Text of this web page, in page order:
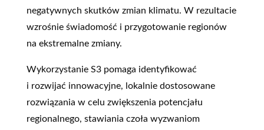
negatywnych skutków zmian klimatu. W rezultacie
wzrośnie świadomość i przygotowanie regionów
na ekstremalne zmiany.
Wykorzystanie S3 pomaga identyfikować
i rozwijać innowacyjne, lokalnie dostosowane
rozwiązania w celu zwiększenia potencjału
regionalnego, stawiania czoła wyzwaniom